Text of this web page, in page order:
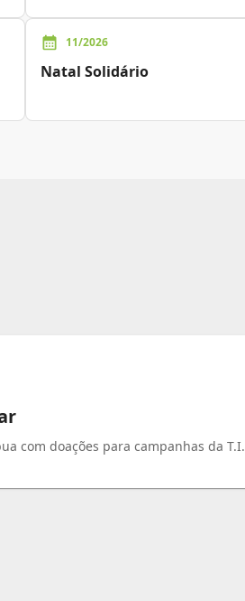
11/2026
Natal Solidário
com doações para campanhas da T.I.